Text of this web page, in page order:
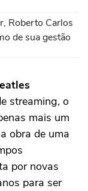
Roberto Carlos
de sua gestão
streaming, o
mais um
obra de uma
por novas
para ser